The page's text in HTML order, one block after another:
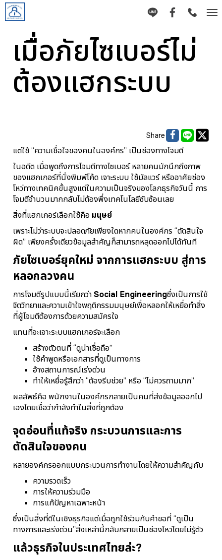
เมื่อภัยไซเบอร์ไม่
ต้องแฮกระบบ
Share
แต่ใช้ “ความเชื่อใจของคนในองค์กร” เป็นช่องทางโจมตี
ในอดีต เมื่อพูดถึงการโจมตีทางไซเบอร์ หลายคนมักนึกถึงภาพ
ของแฮกเกอร์ที่นั่งพิมพ์โค้ด เจาะระบบ ใช้มัลแวร์ หรืออาศัยช่อง
โหว่ทางเทคนิคขั้นสูงแต่ในความเป็นจริงของโลกธุรกิจวันนี้ การ
โจมตีจำนวนมากกลับไม่ต้องพึ่งเทคโนโลยีซับซ้อนเลย
สิ่งที่แฮกเกอร์เลือกใช้คือ มนุษย์
เพราะไม่ว่าระบบจะปลอดภัยเพียงใดหากคนในองค์กร “ตัดสินใจ
ผิด” เพียงครั้งเดียวข้อมูลสำคัญก็สามารถหลุดออกไปได้ทันที
ภัยไซเบอร์ยุคใหม่ จากการแฮกระบบ สู่การ
หลอกลวงคน
การโจมตีรูปแบบนี้เรียกว่าSocial Engineeringซึ่งเป็นการใช้
จิตวิทยาและความเข้าใจพฤติกรรมมนุษย์เพื่อหลอกให้เหยื่อทำสิ่ง
ที่ผู้โจมตีต้องการด้วยความสมัครใจ
แทนที่จะเจาะระบบแฮกเกอร์จะเลือก
สร้างตัวตนที่ “ดูน่าเชื่อถือ”
ใช้คำพูดหรือเอกสารที่ดูเป็นทางการ
อ้างสถานการณ์เร่งด่วน
ทำให้เหยื่อรู้สึกว่า “ต้องรีบช่วย” หรือ “ไม่ควรถามมาก”
ผลลัพธ์คือ พนักงานในองค์กรกลายเป็นคนที่ส่งข้อมูลออกไป
เองโดยเชื่อว่ากำลังทำในสิ่งที่ถูกต้อง
จุดอ่อนที่แท้จริง กระบวนการและการ
ตัดสินใจของคน
หลายองค์กรออกแบบกระบวนการทำงานโดยให้ความสำคัญกับ
ความรวดเร็ว
การให้ความร่วมมือ
การแก้ปัญหาเฉพาะหน้า
ซึ่งเป็นสิ่งที่ดีในเชิงธุรกิจแต่เมื่อถูกใช้ร่วมกับคำขอที่ “ดูเป็น
ทางการและเร่งด่วน”สิ่งเหล่านี้กลับกลายเป็นช่องโหว่โดยไม่รู้ตัว
แล้วธุรกิจในประเทศไทยล่ะ?